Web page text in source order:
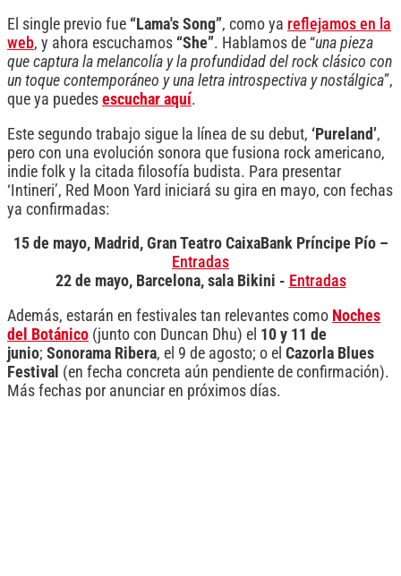
El single previo fue “Lama's Song”, como ya reflejamos en la
web, y ahora escuchamos “She”. Hablamos de “una pieza
que captura la melancolía y la profundidad del rock clásico con
un toque contemporáneo y una letra introspectiva y nostálgica”,
que ya puedes escuchar aquí.
Este segundo trabajo sigue la línea de su debut, ‘Pureland’,
pero con una evolución sonora que fusiona rock americano,
indie folk y la citada filosofía budista. Para presentar
‘Intineri’, Red Moon Yard iniciará su gira en mayo, con fechas
ya confirmadas:
15 de mayo, Madrid, Gran Teatro CaixaBank Príncipe Pío –
Entradas
22 de mayo, Barcelona, sala Bikini - Entradas
Además, estarán en festivales tan relevantes como Noches
del Botánico (junto con Duncan Dhu) el 10 y 11 de
junio; Sonorama Ribera, el 9 de agosto; o el Cazorla Blues
Festival (en fecha concreta aún pendiente de confirmación).
Más fechas por anunciar en próximos días.